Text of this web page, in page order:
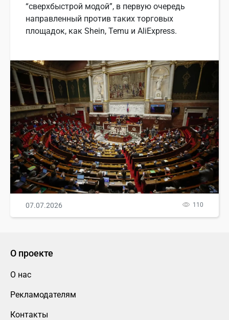
“сверхбыстрой модой”, в первую очередь
направленный против таких торговых
площадок, как Shein, Temu и AliExpress.
07.07.2026 110
О проекте
О нас
Рекламодателям
Контакты